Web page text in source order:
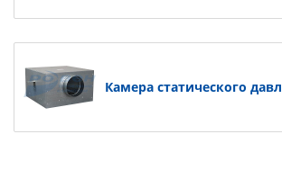
Камера статического